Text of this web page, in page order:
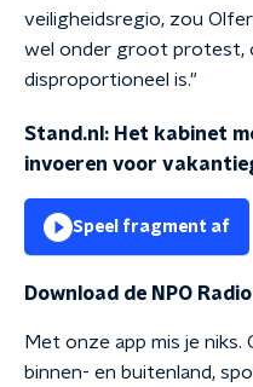
veiligheidsregio, zou
wel onder groot protest,
disproportioneel is."
Stand.nl: Het kabinet
invoeren voor
Speel fragment af
Download de NPO
Met onze app mis je
binnen- en buitenland,